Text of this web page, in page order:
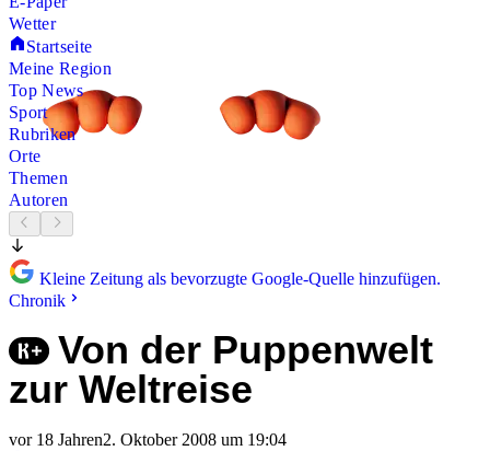
Wetter
Startseite
Meine Region
Top News
Sport
Rubriken
Orte
Themen
Autoren
Kleine Zeitung als bevorzugte Google-Quelle hinzufügen.
Chronik
Von der Puppenwelt
zur Weltreise
vor 18 Jahren2. Oktober 2008 um 19:04